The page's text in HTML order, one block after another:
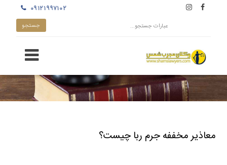
۰۹۱۲۱۹۹۷۱۰۲
معاذیر مخففه جرم ربا چیست؟